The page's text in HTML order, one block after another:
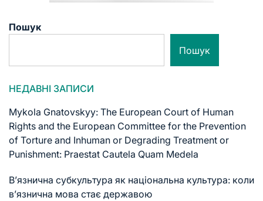
Пошук
Пошук
НЕДАВНІ ЗАПИСИ
Mykola Gnatovskyy: The European Court of Human
Rights and the European Committee for the Prevention
of Torture and Inhuman or Degrading Treatment or
Punishment: Praestat Cautela Quam Medela
В’язнична субкультура як національна культура: коли
в’язнична мова стає державою